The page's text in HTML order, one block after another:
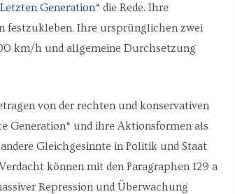
Generation“ die Rede. Ihre
festzukleben. Ihre ursprünglichen zwei
km/h und allgemeine Durchsetzung
von der rechten und konservativen
Generation“ und ihre Aktionsformen als
Gleichgesinnte in Politik und Staat
können mit den Paragraphen 129 a
Repression und Überwachung